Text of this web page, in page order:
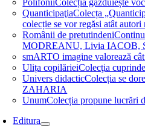
PolifoniiColecția găzduiește
QuanticipaţiaColecța
colecție se vor regăsi atât
Românii de pretutindeni
MODREANU, Livia IACOB,
smARTO imagine valorează
Ulița copilărieiColecţia
Univers didacticColecția se
ZAHARIA
UnumColecția propune lucrări
Editura